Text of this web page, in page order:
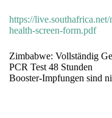
https://
health-screen-form.pdf
Zimbabwe: Vollständig
PCR Test 48 Stunden
Booster-Impfungen sind